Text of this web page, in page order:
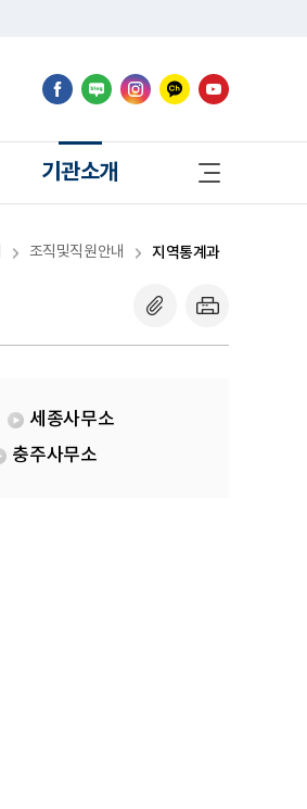
기관소개
사
이
로
조직및직원안내 지역통계과
세종사무소
충주사무소